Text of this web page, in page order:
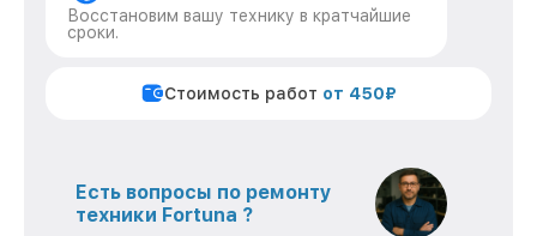
Восстановим вашу технику в кратчайшие
сроки.
Стоимость работ от 450₽
Есть вопросы по ремонту
техники Fortuna ?